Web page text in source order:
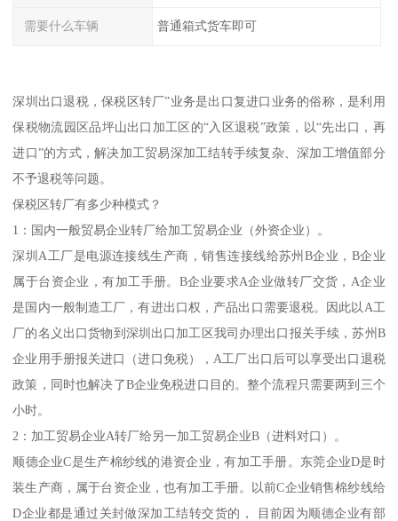
需要什么车辆 普通箱式货车即可
深圳出口退税，保税区转厂”业务是出口复进口业务的俗称，是利用
保税物流园区品坪山出口加工区的“入区退税”政策，以“先出口，再
进口”的方式，解决加工贸易深加工结转手续复杂、深加工增值部分
不予退税等问题。
保税区转厂有多少种模式？
1：国内一般贸易企业转厂给加工贸易企业（外资企业）。
深圳A工厂是电源连接线生产商，销售连接线给苏州B企业，B企业
属于台资企业，有加工手册。B企业要求A企业做转厂交货，A企业
是国内一般制造工厂，有进出口权，产品出口需要退税。因此以A工
厂的名义出口货物到深圳出口加工区我司办理出口报关手续，苏州B
企业用手册报关进口（进口免税），A工厂出口后可以享受出口退税
政策，同时也解决了B企业免税进口目的。整个流程只需要两到三个
小时。
2：加工贸易企业A转厂给另一加工贸易企业B（进料对口）。
顺德企业C是生产棉纱线的港资企业，有加工手册。东莞企业D是时
装生产商，属于台资企业，也有加工手册。以前C企业销售棉纱线给
D企业都是通过关封做深加工结转交货的， 目前因为顺德企业有部